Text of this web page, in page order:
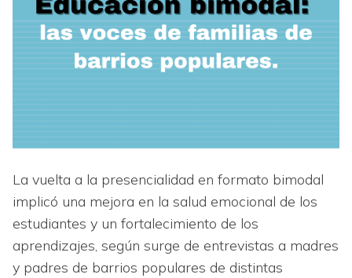
La vuelta a la presencialidad en formato bimodal
implicó una mejora en la salud emocional de los
estudiantes y un fortalecimiento de los
aprendizajes, según surge de entrevistas a madres
y padres de barrios populares de distintas